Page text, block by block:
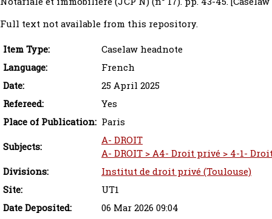
Full text not available from this repository.
Item Type:
Caselaw headnote
Language:
French
Date:
25 April 2025
Refereed:
Yes
Place of Publication: Paris
Subjects:
A- DROIT
A- DROIT > A4- Droit privé > 4-1-
Divisions:
Institut de droit privé (Toulouse)
Site:
UT1
Date Deposited:
06 Mar 2026 09:04